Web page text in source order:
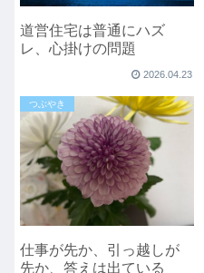
道営住宅は普通にハズ
レ、心掛けの問題
2026.04.23
つぶやき
仕事が先か、引っ越しが
先か、答えは出ている